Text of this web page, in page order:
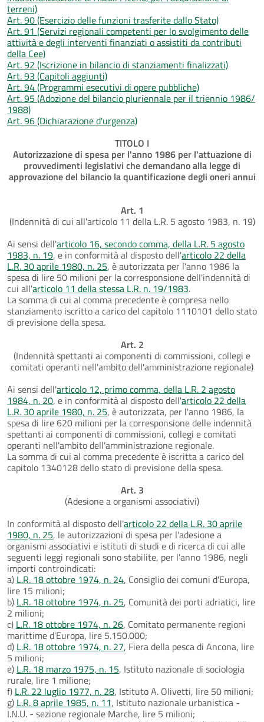
terreni)
Art. 90 (Esercizio delle funzioni trasferite dallo Stato)
Art. 91 (Servizi regionali competenti per lo svolgimento delle
attività e degli interventi finanziati o assistiti da contributi
della Cee)
Art. 92 (Iscrizione in bilancio di stanziamenti finalizzati)
Art. 93 (Capitoli aggiunti)
Art. 94 (Programmi esecutivi di opere pubbliche)
Art. 95 (Adozione del bilancio pluriennale per il triennio 1986/
1988)
Art. 96 (Dichiarazione d'urgenza)
TITOLO I
Autorizzazione di spesa per l'anno 1986 per l'attuazione di
provvedimenti legislativi che demandano alla legge di
approvazione del bilancio la quantificazione degli oneri annui
Art. 1
(Indennità di cui all'articolo 11 della L.R. 5 agosto 1983, n. 19)
Ai sensi dell'articolo 16, secondo comma, della L.R. 5 agosto
1983, n. 19, e in conformità al disposto dell'articolo 22 della
L.R. 30 aprile 1980, n. 25, è autorizzata per l'anno 1986 la
spesa di lire 50 milioni per la corresponsione dell'indennità di
cui all'articolo 11 della stessa L.R. n. 19/1983.
La somma di cui al comma precedente è compresa nello
stanziamento iscritto a carico del capitolo 1110101 dello stato
di previsione della spesa.
Art. 2
(Indennità spettanti ai componenti di commissioni, collegi e
comitati operanti nell'ambito dell'amministrazione regionale)
Ai sensi dell'articolo 12, primo comma, della L.R. 2 agosto
1984, n. 20, e in conformità al disposto dell'articolo 22 della
L.R. 30 aprile 1980, n. 25, è autorizzata, per l'anno 1986, la
spesa di lire 620 milioni per la corresponsione delle indennità
spettanti ai componenti di commissioni, collegi e comitati
operanti nell'ambito dell'amministrazione regionale.
La somma di cui al comma precedente è iscritta a carico del
capitolo 1340128 dello stato di previsione della spesa.
Art. 3
(Adesione a organismi associativi)
In conformità al disposto dell'articolo 22 della L.R. 30 aprile
1980, n. 25, le autorizzazioni di spesa per l'adesione a
organismi associativi e istituti di studi e di ricerca di cui alle
seguenti leggi regionali sono stabilite, per l'anno 1986, negli
importi controindicati:
a) L.R. 18 ottobre 1974, n. 24, Consiglio dei comuni d'Europa,
lire 15 milioni;
b) L.R. 18 ottobre 1974, n. 25, Comunità dei porti adriatici, lire
2 milioni;
c) L.R. 18 ottobre 1974, n. 26, Comitato permanente regioni
marittime d'Europa, lire 5.150.000;
d) L.R. 18 ottobre 1974, n. 27, Fiera della pesca di Ancona, lire
5 milioni;
e) L.R. 18 marzo 1975, n. 15, Istituto nazionale di sociologia
rurale, lire 1 milione;
f) L.R. 22 luglio 1977, n. 28, Istituto A. Olivetti, lire 50 milioni;
g) L.R. 8 aprile 1985, n. 11, Istituto nazionale urbanistica -
I.N.U. - sezione regionale Marche, lire 5 milioni;